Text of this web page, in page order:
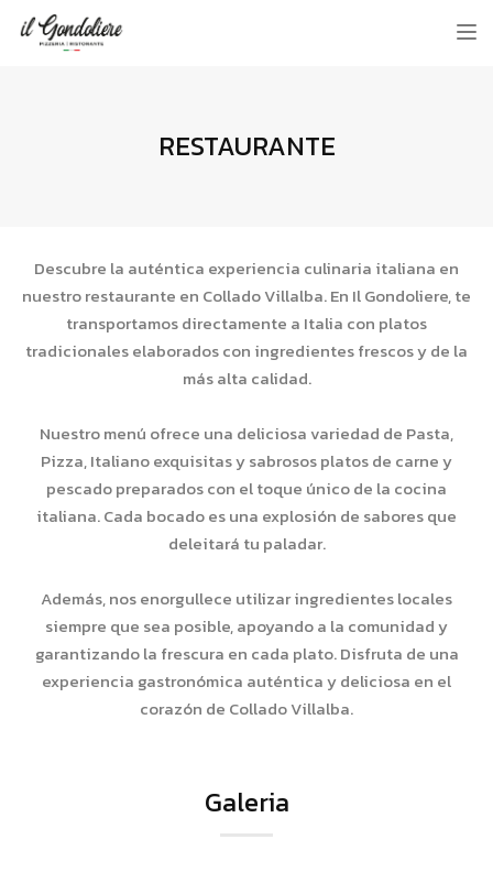
RESTAURANTE
Descubre la auténtica experiencia culinaria italiana en
nuestro restaurante en Collado Villalba. En Il Gondoliere, te
transportamos directamente a Italia con platos
tradicionales elaborados con ingredientes frescos y de la
más alta calidad.
Nuestro menú ofrece una deliciosa variedad de Pasta,
Pizza, Italiano exquisitas y sabrosos platos de carne y
pescado preparados con el toque único de la cocina
italiana. Cada bocado es una explosión de sabores que
deleitará tu paladar.
Además, nos enorgullece utilizar ingredientes locales
siempre que sea posible, apoyando a la comunidad y
garantizando la frescura en cada plato. Disfruta de una
experiencia gastronómica auténtica y deliciosa en el
corazón de Collado Villalba.
Galeria